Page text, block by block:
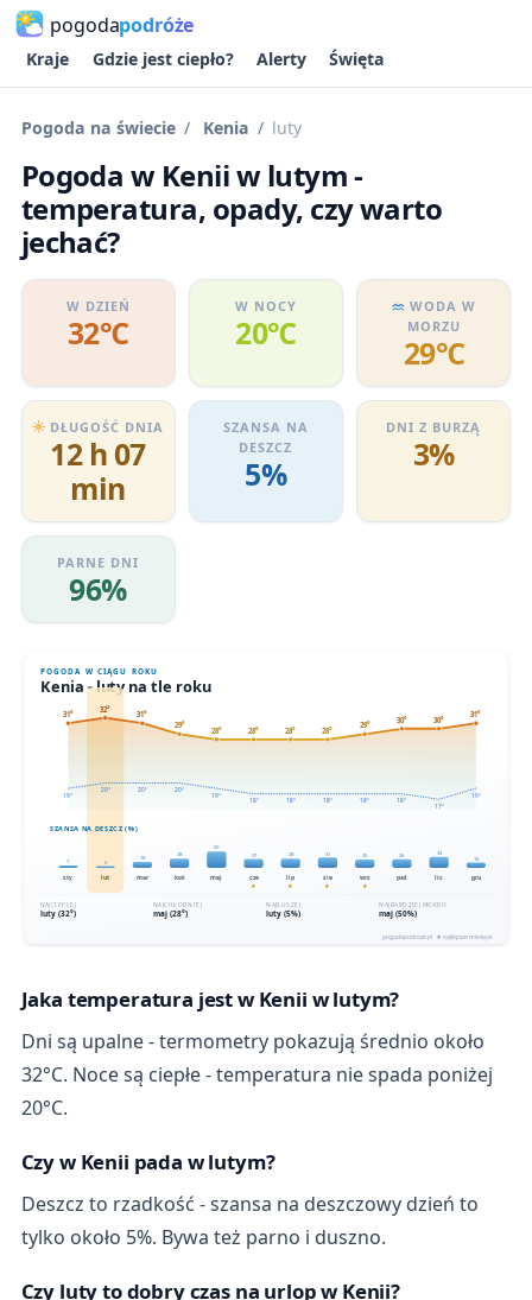
pogodapodróże
Kraje Gdzie jest ciepło? Alerty Święta
Pogoda na świecie Kenia luty
Pogoda w Kenii w lutym -
temperatura, opady, czy warto
jechać?
W DZIEŃ
32℃
W NOCY
20℃
WODA W
MORZU
29℃
DŁUGOŚĆ DNIA
12 h 07
min
SZANSA NA
DESZCZ
5%
DNI Z BURZĄ
3%
PARNE DNI
96%
Jaka temperatura jest w Kenii w lutym?
Dni są upalne - termometry pokazują średnio około
32°C. Noce są ciepłe - temperatura nie spada poniżej
20°C.
Czy w Kenii pada w lutym?
Deszcz to rzadkość - szansa na deszczowy dzień to
tylko około 5%. Bywa też parno i duszno.
Czy luty to dobry czas na urlop w Kenii?